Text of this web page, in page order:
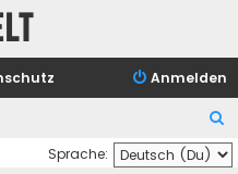
Anmelden
u
Sprache: